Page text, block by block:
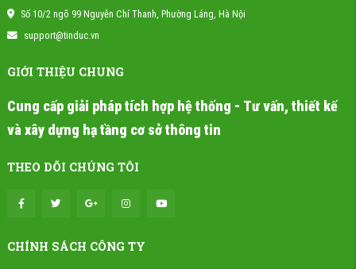
Số 10/2 ngõ 99 Nguyễn Chí Thanh, Phường Láng, Hà Nội
support@tinduc.vn
GIỚI THIỆU CHUNG
Cung cấp giải pháp tích hợp hệ thống - Tư vấn, thiết kế
và xây dựng hạ tầng cơ sở thông tin
THEO DÕI CHÚNG TÔI
CHÍNH SÁCH CÔNG TY